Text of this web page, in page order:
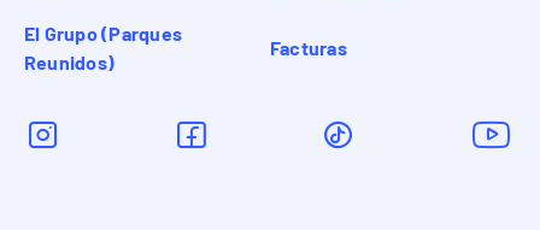
El Grupo (Parques
Reunidos)
Facturas